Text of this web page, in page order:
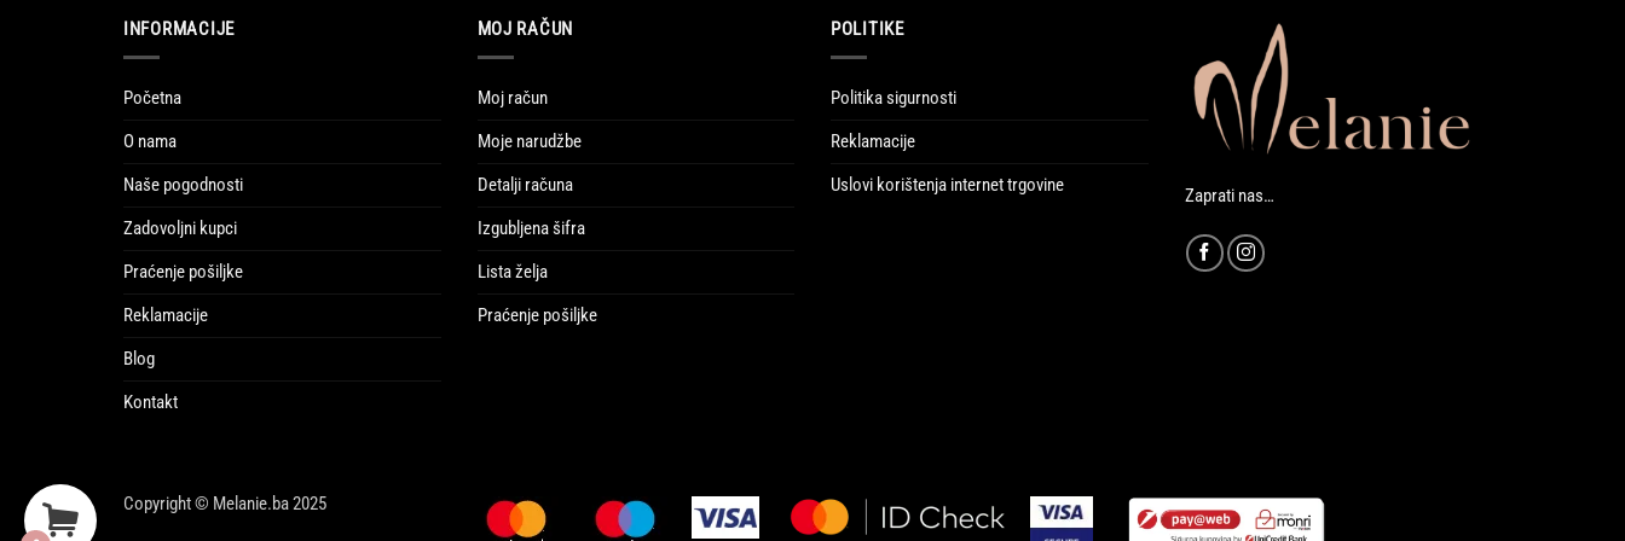
INFORMACIJE
Početna
O nama
Naše pogodnosti
Zadovoljni kupci
Praćenje pošiljke
Reklamacije
Blog
Kontakt
MOJ RAČUN
Moj račun
Moje narudžbe
Detalji računa
Izgubljena šifra
Lista želja
Praćenje pošiljke
POLITIKE
Politika sigurnosti
Reklamacije
Uslovi korištenja internet trgovine
Zaprati nas…
Copyright © Melanie.ba 2025